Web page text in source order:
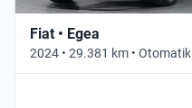
Fiat • Egea
2024 • 29.381 km • Otomatik